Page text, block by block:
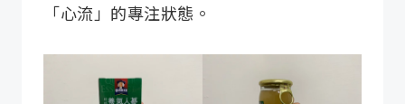
「心流」的專注狀態。